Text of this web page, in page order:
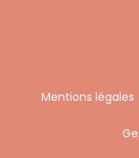
Mentions légales